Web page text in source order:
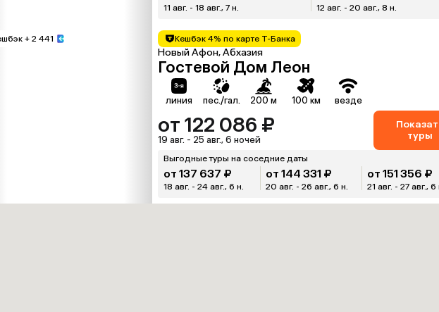
11 авг. - 18 авг., 7 н. 12 авг. - 20 авг., 8 н.
+ 2 441 Кешбэк 4% по карте Т-Банка
Новый Афон, Абхазия
Гостевой Дом Леон
линия пес./гал. 200 м 100 км везде
от 122 086 ₽
19 авг. - 25 авг., 6 ночей
туры
Выгодные туры на соседние даты
от 137 637 ₽
18 авг. - 24 авг., 6 н.
от 144 331 ₽
20 авг. - 26 авг., 6 н.
от 151 356 ₽
21 авг. - 27 авг., 6